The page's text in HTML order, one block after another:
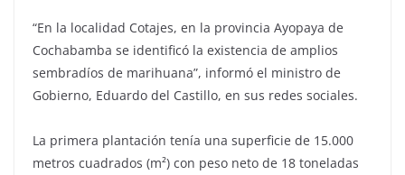
“En la localidad Cotajes, en la provincia Ayopaya de
Cochabamba se identificó la existencia de amplios
sembradíos de marihuana”, informó el ministro de
Gobierno, Eduardo del Castillo, en sus redes sociales.
La primera plantación tenía una superficie de 15.000
metros cuadrados (m²) con peso neto de 18 toneladas